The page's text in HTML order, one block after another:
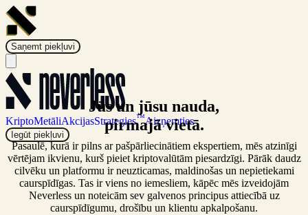
Saņemt piekļuvi
KriptoMetāliAkcijasStrategies™Aizņemties
Iegūt piekļuvi
Jūs un jūsu nauda,
pirmajā vietā.
Pasaulē, kurā ir pilns ar pašpārliecinātiem ekspertiem, mēs atzinīgi
vērtējam ikvienu, kurš pieiet kriptovalūtām piesardzīgi. Pārāk daudz
cilvēku un platformu ir neuzticamas, maldinošas un nepietiekami
caurspīdīgas. Tas ir viens no iemesliem, kāpēc mēs izveidojām
Neverless un noteicām sev galvenos principus attiecībā uz
caurspīdīgumu, drošību un klientu apkalpošanu.